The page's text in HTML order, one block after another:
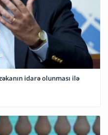
idarə olunması ilə